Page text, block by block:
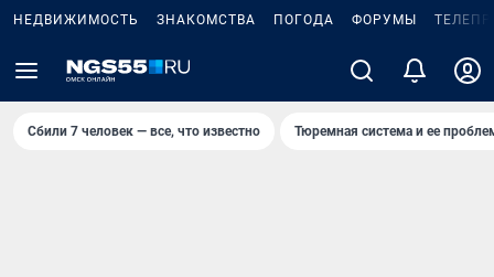
НЕДВИЖИМОСТЬ ЗНАКОМСТВА ПОГОДА ФОРУМЫ
Сбили 7 человек — все, что известно Тюремная система и ее